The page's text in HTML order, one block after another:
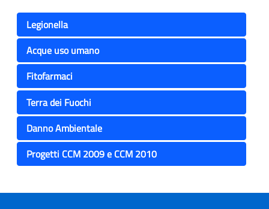
Legionella
Acque uso umano
Fitofarmaci
Terra dei Fuochi
Danno Ambientale
Progetti CCM 2009 e CCM 2010